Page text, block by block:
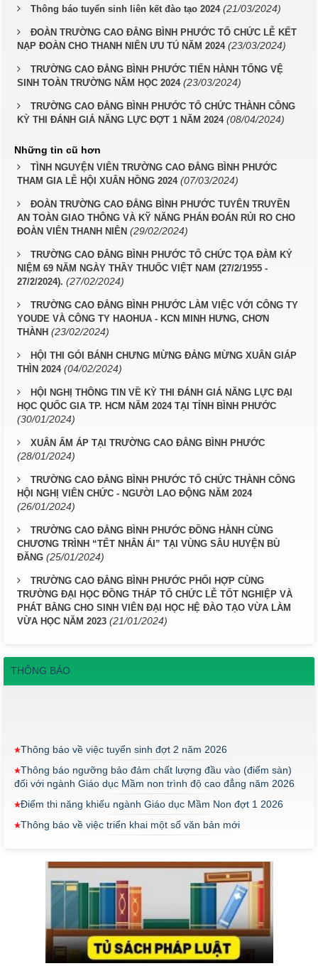
Thông báo tuyển sinh liên kết đào tạo 2024 (21/03/2024)
ĐOÀN TRƯỜNG CAO ĐẲNG BÌNH PHƯỚC TỔ CHỨC LỄ KẾT
NẠP ĐOÀN CHO THANH NIÊN ƯU TÚ NĂM 2024 (23/03/2024)
TRƯỜNG CAO ĐẲNG BÌNH PHƯỚC TIẾN HÀNH TỔNG VỆ
SINH TOÀN TRƯỜNG NĂM HỌC 2024 (23/03/2024)
TRƯỜNG CAO ĐẲNG BÌNH PHƯỚC TỔ CHỨC THÀNH CÔNG
KỲ THI ĐÁNH GIÁ NĂNG LỰC ĐỢT 1 NĂM 2024 (08/04/2024)
Những tin cũ hơn
TÌNH NGUYỆN VIÊN TRƯỜNG CAO ĐẲNG BÌNH PHƯỚC
THAM GIA LỄ HỘI XUÂN HỒNG 2024 (07/03/2024)
ĐOÀN TRƯỜNG CAO ĐẲNG BÌNH PHƯỚC TUYÊN TRUYỀN
AN TOÀN GIAO THÔNG VÀ KỸ NĂNG PHÁN ĐOÁN RỦI RO CHO
ĐOÀN VIÊN THANH NIÊN (29/02/2024)
TRƯỜNG CAO ĐẲNG BÌNH PHƯỚC TỔ CHỨC TỌA ĐÀM KỶ
NIỆM 69 NĂM NGÀY THẦY THUỐC VIỆT NAM (27/2/1955 -
27/2/2024). (27/02/2024)
TRƯỜNG CAO ĐẲNG BÌNH PHƯỚC LÀM VIỆC VỚI CÔNG TY
YOUDE VÀ CÔNG TY HAOHUA - KCN MINH HƯNG, CHƠN
THÀNH (23/02/2024)
HỘI THI GÓI BÁNH CHƯNG MỪNG ĐẢNG MỪNG XUÂN GIÁP
THÌN 2024 (04/02/2024)
HỘI NGHỊ THÔNG TIN VỀ KỲ THI ĐÁNH GIÁ NĂNG LỰC ĐẠI
HỌC QUỐC GIA TP. HCM NĂM 2024 TẠI TỈNH BÌNH PHƯỚC
(30/01/2024)
XUÂN ẤM ÁP TẠI TRƯỜNG CAO ĐẲNG BÌNH PHƯỚC
(28/01/2024)
TRƯỜNG CAO ĐẲNG BÌNH PHƯỚC TỔ CHỨC THÀNH CÔNG
HỘI NGHỊ VIÊN CHỨC - NGƯỜI LAO ĐỘNG NĂM 2024
(26/01/2024)
TRƯỜNG CAO ĐẲNG BÌNH PHƯỚC ĐỒNG HÀNH CÙNG
CHƯƠNG TRÌNH “TẾT NHÂN ÁI” TẠI VÙNG SÂU HUYỆN BÙ
ĐĂNG (25/01/2024)
TRƯỜNG CAO ĐẲNG BÌNH PHƯỚC PHỐI HỢP CÙNG
TRƯỜNG ĐẠI HỌC ĐỒNG THÁP TỔ CHỨC LỄ TỐT NGHIỆP VÀ
PHÁT BẰNG CHO SINH VIÊN ĐẠI HỌC HỆ ĐÀO TẠO VỪA LÀM
VỪA HỌC NĂM 2023 (21/01/2024)
THÔNG BÁO
Thông báo ngưỡng bảo đảm chất lượng đầu vào (điểm sàn)
đối với ngành Giáo dục Mầm non trình độ cao đẳng năm 2026
Điểm thi năng khiếu ngành Giáo dục Mầm Non đợt 1 2026
Thông báo về việc triển khai một số văn bản mới
THÔNG BÁO VỀ VIỆC PHÚC KHẢO ĐIỂM THI TỐT NGHIỆP
Thông báo về việc tổ chức thi năng khiếu ngành Giáo dục
Mầm non năm 2026
Thông báo về việc tuyển sinh đợt 2 năm 2026
Thông báo ngưỡng bảo đảm chất lượng đầu vào (điểm sàn)
đối với ngành Giáo dục Mầm non trình độ cao đẳng năm 2026